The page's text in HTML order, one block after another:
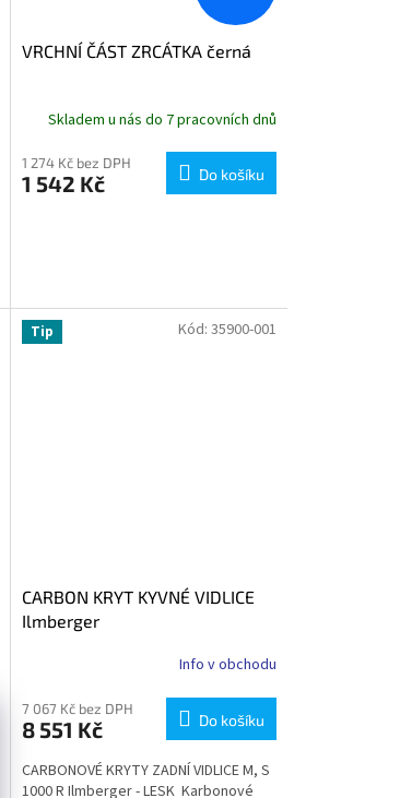
VRCHNÍ ČÁST ZRCÁTKA černá
Skladem u nás do 7 pracovních dnů
1 274 Kč bez DPH
1 542 Kč Do košíku
Tip
CARBON KRYT KYVNÉ VIDLICE
Ilmberger
Info v obchodu
7 067 Kč bez DPH
8 551 Kč Do košíku
CARBONOVÉ KRYTY ZADNÍ VIDLICE M, S
1000 R Ilmberger - LESK Karbonové
Kód: 35900-001